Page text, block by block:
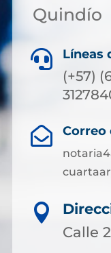
Quindío
 Líneas
(+57)
 Correo

Calle